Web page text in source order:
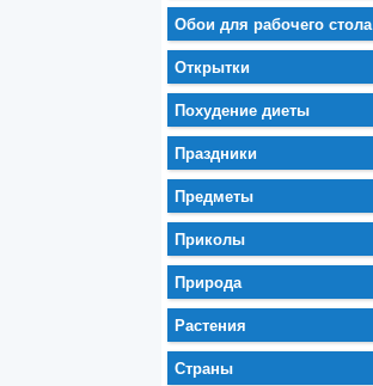
Обои для рабочего стола
Открытки
Похудение диеты
Праздники
Предметы
Приколы
Природа
Растения
Страны